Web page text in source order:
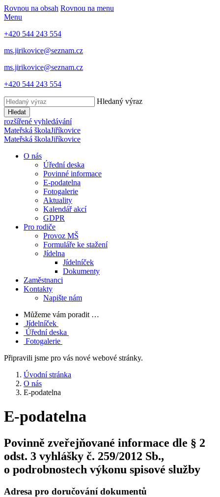
Rovnou na obsah Rovnou na menu
Menu
+420 544 243 554
ms.jirikovice@seznam.cz
ms.jirikovice@seznam.cz
+420 544 243 554
Hledaný výraz
Hledat
rozšířené vyhledávání
Mateřská školaJiříkovice
Mateřská školaJiříkovice
O nás
Úřední deska
Povinné informace
E-podatelna
Fotogalerie
Aktuality
Kalendář akcí
GDPR
Pro rodiče
Provoz MŠ
Formuláře ke stažení
Jídelna
Jídelníček
Dokumenty
Zaměstnanci
Kontakty
Napište nám
Můžeme vám poradit …
Jídelníček
Úřední deska
Fotogalerie
Připravili jsme pro vás nové webové stránky.
Úvodní stránka
O nás
E-podatelna
E-podatelna
Povinně zveřejňované informace dle § 2
odst. 3 vyhlášky č. 259/2012 Sb.,
o podrobnostech výkonu spisové služby
Adresa pro doručování dokumentů